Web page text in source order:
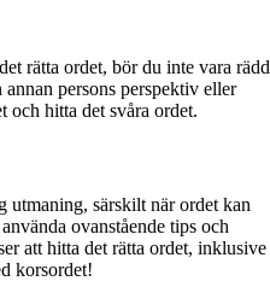
rätta ordet, bör du inte vara rädd
persons perspektiv eller
och hitta det svåra ordet.
utmaning, särskilt när ordet kan
ovanstående tips och
att hitta det rätta ordet, inklusive
korsordet!